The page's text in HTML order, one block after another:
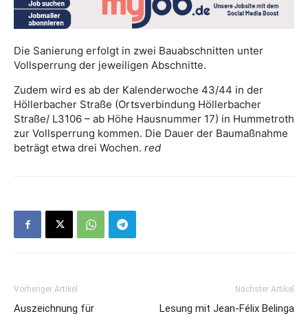
Die Sanierung erfolgt in zwei Bauabschnitten unter
Vollsperrung der jeweiligen Abschnitte.
Zudem wird es ab der Kalenderwoche 43/44 in der
Höllerbacher Straße (Ortsverbindung Höllerbacher
Straße/ L3106 – ab Höhe Hausnummer 17) in Hummetroth
zur Vollsperrung kommen. Die Dauer der Baumaßnahme
beträgt etwa drei Wochen. red
Vorheriger Artikel
Auszeichnung für
Nächster Artikel
Lesung mit Jean-Félix Belinga